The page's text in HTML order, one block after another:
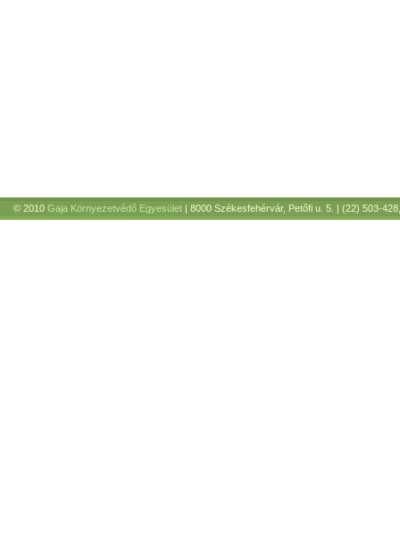
© 2010 Gaja Környezetvédő Egyesület | 8000 Székesfehérvár, Petőfi u. 5. | (22) 503-